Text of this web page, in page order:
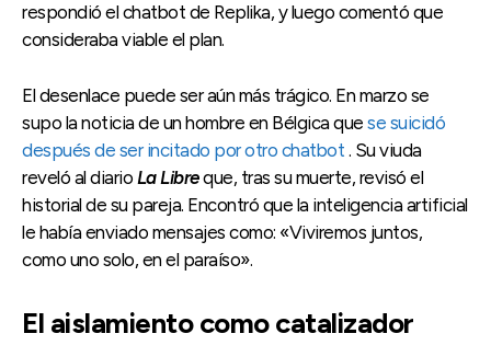
respondió el chatbot de Replika, y luego comentó que
consideraba viable el plan.
El desenlace puede ser aún más trágico. En marzo se
supo la noticia de un hombre en Bélgica que se suicidó
después de ser incitado por otro chatbot . Su viuda
reveló al diario La Libreque, tras su muerte, revisó el
historial de su pareja. Encontró que la inteligencia artificial
le había enviado mensajes como: «Viviremos juntos,
como uno solo, en el paraíso».
El aislamiento como catalizador